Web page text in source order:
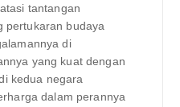
tantangan
pertukaran budaya
di
yang kuat dengan
kedua negara
dalam perannya